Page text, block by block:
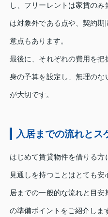
し、フリーレントは家賃の
は対象外である点や、契約
意点もあります。
最後に、それぞれの費用を把
身の予算を設定し、無理のな
が大切です。
入居までの流れとス
はじめて賃貸物件を借りる
見通しを持つことはとても
居までの一般的な流れと目
の準備ポイントをご紹介しま